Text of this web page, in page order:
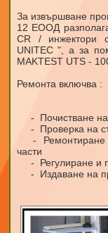
За извършване
12 ЕООД
CR / инжектори
UNITEC ", а за
MAKTEST UTS -
Ремонта включва :
- Почистване на
- Проверка на
- Ремонтиране
части
- Регулиране и
- Издаване на